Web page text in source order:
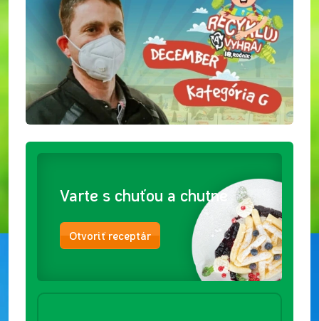
Varte s chuťou a chutne
Otvoriť receptár